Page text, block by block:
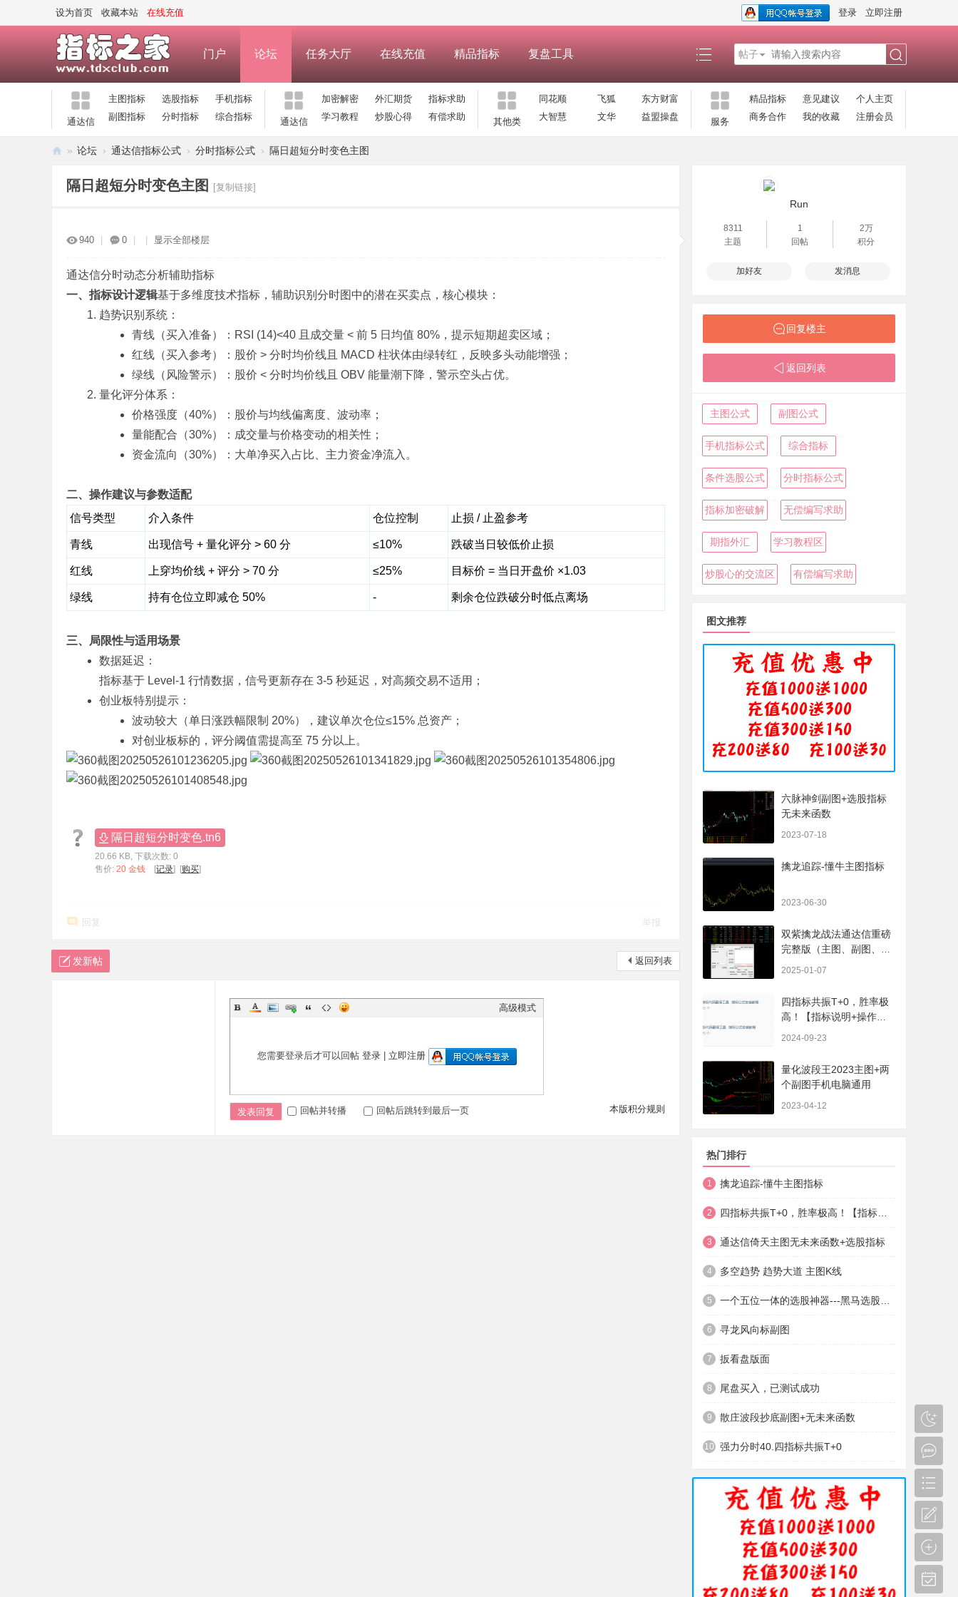
设为首页 收藏本站 在线充值 登录 立即注册
门户 论坛 任务大厅 在线充值 精品指标 复盘工具 帖子
通达信
主图指标 选股指标
手机指标
副图指标
分时指标 综合指标 通达信
加密解密 外汇期货
指标求助
学习教程
炒股心得 有偿求助 其他类
同花顺 飞狐
东方财富
大智慧
文华 益盟操盘 服务
精品指标 意见建议
个人主页
商务合作
我的收藏 注册会员
» 论坛 › 通达信指标公式 › 分时指标公式 › 隔日超短分时变色主图
隔日超短分时变色主图 [复制链接]
940 0 显示全部楼层
通达信分时动态分析辅助指标
一、指标设计逻辑基于多维度技术指标，辅助识别分时图中的潜在买卖点，核心模块：
趋势识别系统：
青线（买入准备）：RSI (14)<40 且成交量 < 前 5 日均值 80%，提示短期超卖区域；
红线（买入参考）：股价 > 分时均价线且 MACD 柱状体由绿转红，反映多头动能增强；
绿线（风险警示）：股价 < 分时均价线且 OBV 能量潮下降，警示空头占优。
量化评分体系：
价格强度（40%）：股价与均线偏离度、波动率；
量能配合（30%）：成交量与价格变动的相关性；
资金流向（30%）：大单净买入占比、主力资金净流入。
二、操作建议与参数适配
信号类型
介入条件 仓位控制 止损 / 止盈参考
青线 出现信号 + 量化评分 > 60 分 ≤10% 跌破当日较低价止损
红线 上穿均价线 + 评分 > 70 分 ≤25% 目标价 = 当日开盘价 ×1.03
绿线 持有仓位立即减仓 50% - 剩余仓位跌破分时低点离场
三、局限性与适用场景
数据延迟：
指标基于 Level-1 行情数据，信号更新存在 3-5 秒延迟，对高频交易不适用；
创业板特别提示：
波动较大（单日涨跌幅限制 20%），建议单次仓位≤15% 总资产；
对创业板标的，评分阈值需提高至 75 分以上。
隔日超短分时变色.tn6
20.66 KB, 下载次数: 0
售价: 20 金钱 [记录] [购买]
回复 举报
返回列表
发新帖
高级模式
您需要登录后才可以回帖 登录| 立即注册
本版积分规则
发表回复 回帖并转播 回帖后跳转到最后一页
Run
8311
主题
1
回帖
2万
积分
加好友 发消息
回复楼主
返回列表
主图公式 副图公式
手机指标公式 综合指标
条件选股公式 分时指标公式
指标加密破解 无偿编写求助
期指外汇 学习教程区
炒股心的交流区 有偿编写求助
图文推荐
六脉神剑副图+选股指标
无未来函数
2023-07-18
擒龙追踪-懂牛主图指标
2023-06-30
双紫擒龙战法通达信重磅
完整版（主图、副图、排
2025-01-07
四指标共振T+0，胜率极
高！【指标说明+操作方
2024-09-23
量化波段王2023主图+两
个副图手机电脑通用
2023-04-12
热门排行
1 擒龙追踪-懂牛主图指标
2
3 通达信倚天主图无未来函数+选股指标
4 多空趋势 趋势大道 主图K线
5
6 寻龙风向标副图
7 扳看盘版面
8 尾盘买入，已测试成功
9 散庄波段抄底副图+无未来函数
10 强力分时40.四指标共振T+0